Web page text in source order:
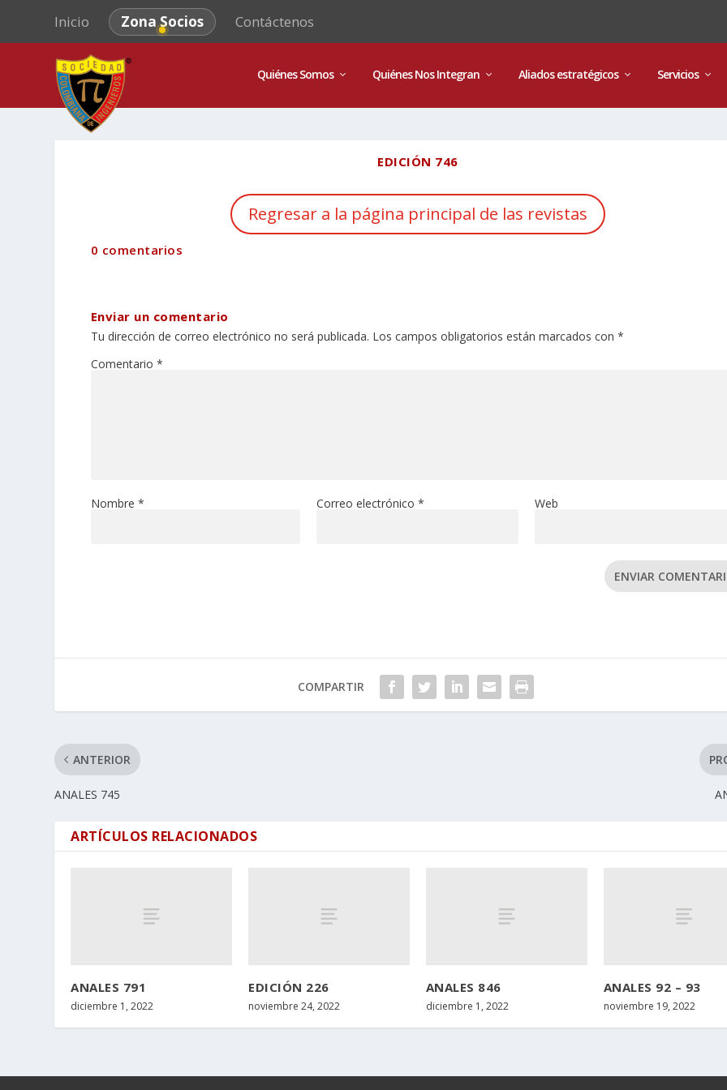
Inicio Zona Socios Contáctenos
Quiénes Somos Quiénes Nos Integran Aliados estratégicos Servicios
EDICIÓN 746
Regresar a la página principal de las revistas
0 comentarios
Enviar un comentario
Tu dirección de correo electrónico no será publicada. Los campos obligatorios están marcados con *
Comentario *
Nombre * Correo electrónico* Web
ENVIAR
COMPARTIR
ANTERIOR
ANALES 745
ARTÍCULOS RELACIONADOS
ANALES 791
diciembre 1, 2022
EDICIÓN 226
noviembre 24, 2022
ANALES 846
diciembre 1, 2022
ANALES 92 – 93
noviembre 19, 2022